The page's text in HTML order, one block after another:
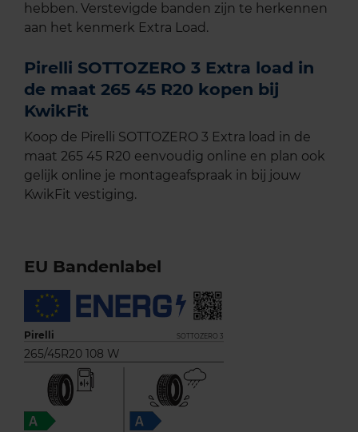
hebben. Verstevigde banden zijn te herkennen
aan het kenmerk Extra Load.
Pirelli SOTTOZERO 3 Extra load in
de maat 265 45 R20 kopen bij
KwikFit
Koop de Pirelli SOTTOZERO 3 Extra load in de
maat 265 45 R20 eenvoudig online en plan ook
gelijk online je montageafspraak in bij jouw
KwikFit vestiging.
EU Bandenlabel
Pirelli SOTTOZERO 3
265/45R20 108 W